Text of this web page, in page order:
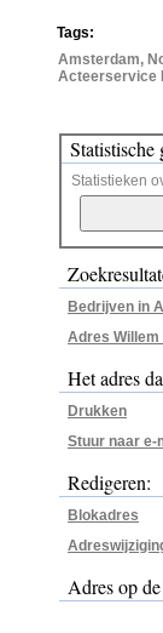
Tags:
Amsterdam,
Acteerservice
Statistische
Statistieken
Bedrijven in
Adres
Het adres
Drukken
Stuur naar e-
Redigeren:
Blokadres
Adres op